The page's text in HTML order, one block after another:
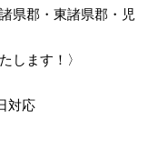
県郡・東諸県郡・児
します！〉
対応